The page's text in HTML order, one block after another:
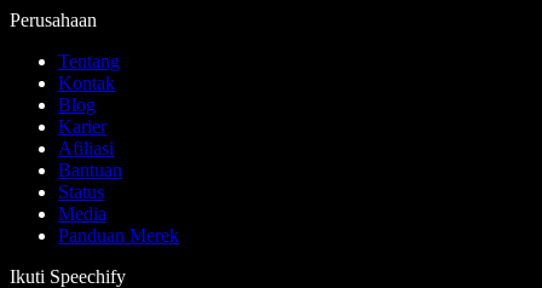
Perusahaan
Tentang
Kontak
Blog
Karier
Afiliasi
Bantuan
Status
Media
Panduan Merek
Ikuti Speechify